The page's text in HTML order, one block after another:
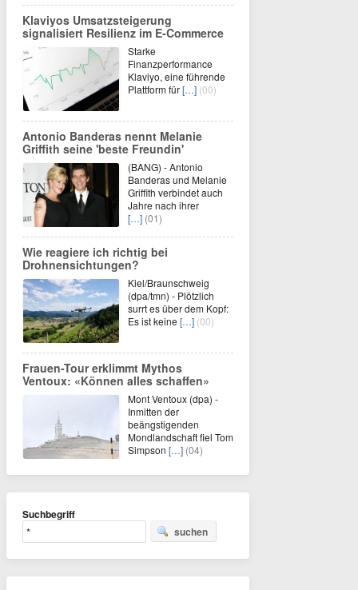
Klaviyos Umsatzsteigerung
signalisiert Resilienz im E-Commerce
Starke
Finanzperformance
Klaviyo, eine führende
Plattform für[…] (00)
Antonio Banderas nennt Melanie
Griffith seine 'beste Freundin'
(BANG) - Antonio
Banderas und Melanie
Griffith verbindet auch
Jahre nach ihrer
[…] (01)
Wie reagiere ich richtig bei
Drohnensichtungen?
Kiel/Braunschweig
(dpa/tmn) - Plötzlich
surrt es über dem Kopf:
Es ist keine […] (00)
Frauen-Tour erklimmt Mythos
Ventoux: «Können alles schaffen»
Mont Ventoux (dpa) -
Inmitten der
beängstigenden
Mondlandschaft fiel Tom
Simpson […] (04)
Suchbegriff
suchen